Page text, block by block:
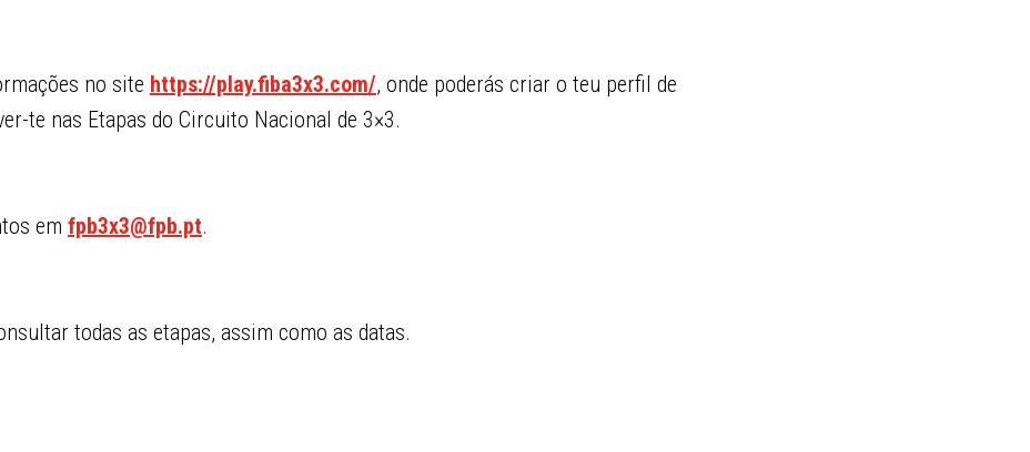
no site https://play.fiba3x3.com/, onde poderás criar o teu perfil de
te nas Etapas do Circuito Nacional de 3×3.
em fpb3x3@fpb.pt.
todas as etapas, assim como as datas.